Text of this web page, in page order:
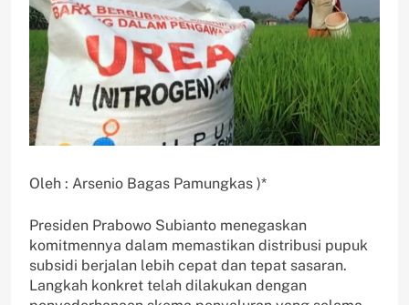
Oleh : Arsenio Bagas Pamungkas )*
Presiden Prabowo Subianto menegaskan
komitmennya dalam memastikan distribusi pupuk
subsidi berjalan lebih cepat dan tepat sasaran.
Langkah konkret telah dilakukan dengan